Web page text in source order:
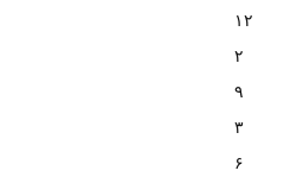
۱۲
۲
۹
۳
۶